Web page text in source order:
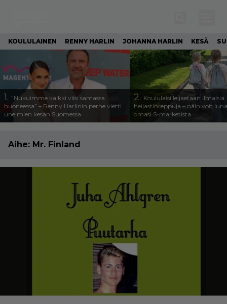
KOULULAINEN RENNY HARLIN JOHANNA HARLIN KESÄ
1. ”Nukuimme kaikki viisi samassa
huoneessa” – Renny Harlinin perhe vietti
unelmien kesän Suomessa
2. Koululaisille jaetaan ilmaisia
heijastinreppuja – näin voit
omasi S-marketista
Aihe: Mr. Finland